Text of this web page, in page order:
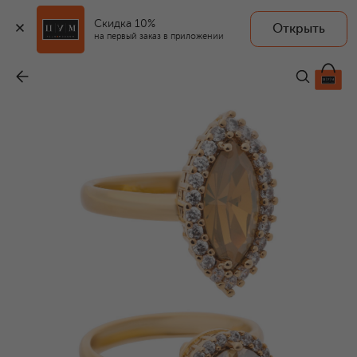
Скидка 10%
на первый заказ в приложении
Открыть
22 700 ₽